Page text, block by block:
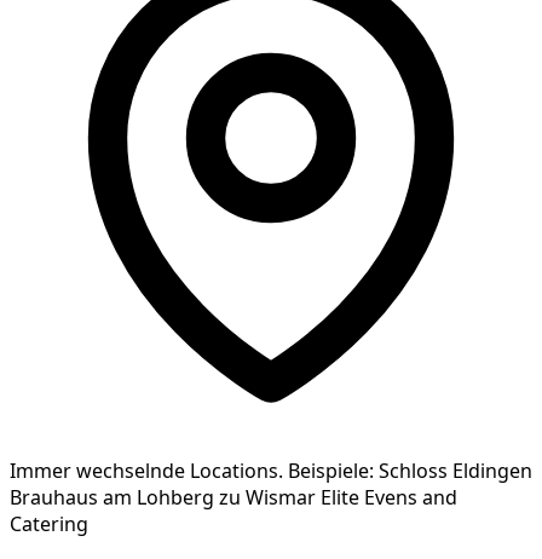
Immer wechselnde Locations. Beispiele: Schloss Eldingen
Brauhaus am Lohberg zu Wismar Elite Evens and
Catering